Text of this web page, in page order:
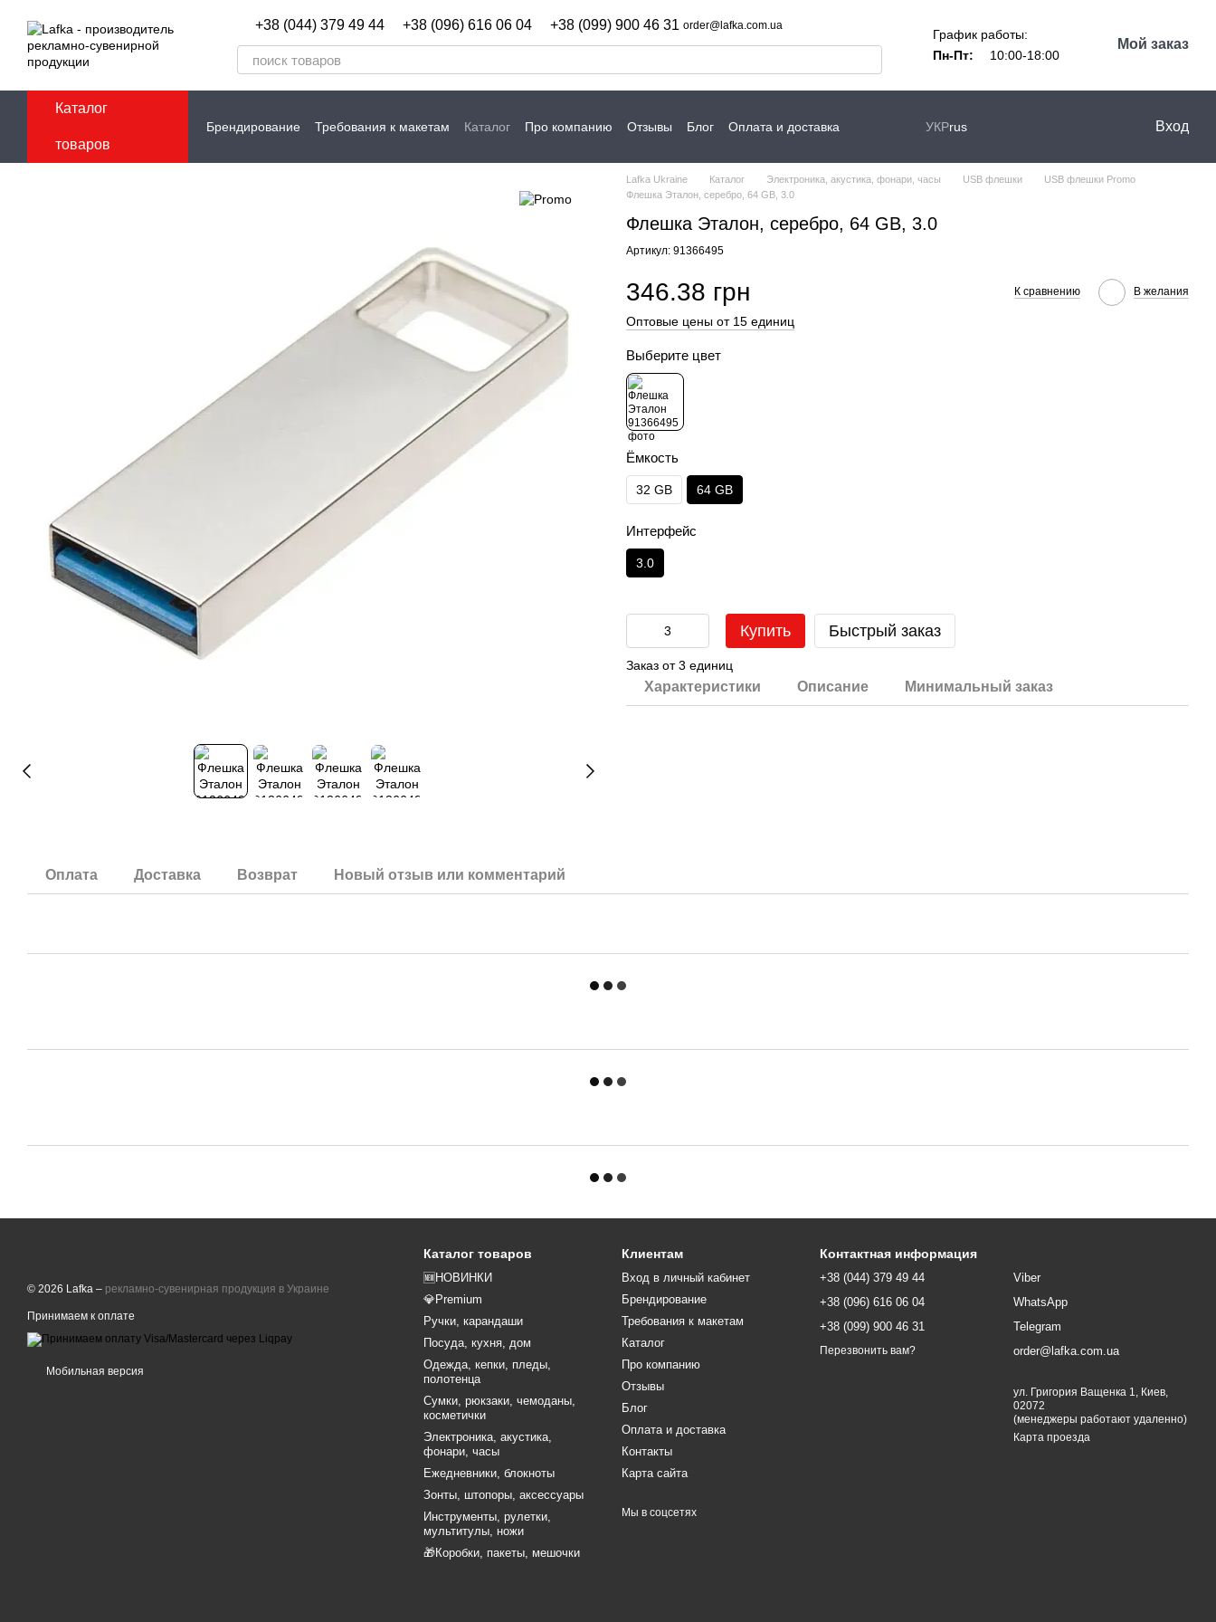
+38 (044) 379 49 44 +38 (096) 616 06 04 +38 (099) 900 46 31 order@lafka.com.ua
График работы:
Пн-Пт:
10:00-18:00
Мой заказ
Каталог
товаров
Брендирование Требования к макетам Каталог Про компанию Отзывы Блог
Оплата и доставка
УКРrus Вход
Lafka Ukraine Каталог Электроника, акустика, фонари, часы USB флешки
USB флешки Promo
Флешка Эталон, серебро, 64 GB, 3.0
Флешка Эталон, серебро, 64 GB, 3.0
Артикул: 91366495
346.38 грн К сравнению В желания
Оптовые цены от 15 единиц
Выберите цвет
Ёмкость
32 GB 64 GB
Интерфейс
3.0
Купить Быстрый заказ
Заказ от 3 единиц
Характеристики Описание Минимальный заказ
Оплата Доставка Возврат Новый отзыв или комментарий
© 2026 Lafka – рекламно-сувенирная продукция в Украине
Принимаем к оплате
Мобильная версия
Каталог товаров
🆕НОВИНКИ
💎Premium
Ручки, карандаши
Посуда, кухня, дом
Одежда, кепки, пледы,
полотенца
Сумки, рюкзаки, чемоданы,
косметички
Электроника, акустика,
фонари, часы
Ежедневники, блокноты
Зонты, штопоры, аксессуары
Инструменты, рулетки,
мультитулы, ножи
🎁Коробки, пакеты, мешочки
Клиентам
Вход в личный кабинет
Брендирование
Требования к макетам
Каталог
Про компанию
Отзывы
Блог
Оплата и доставка
Контакты
Карта сайта
Мы в соцсетях
Контактная информация
+38 (044) 379 49 44
+38 (096) 616 06 04
+38 (099) 900 46 31
Перезвонить вам?
Viber
WhatsApp
Telegram
order@lafka.com.ua
ул. Григория Ващенка 1, Киев,
02072
(менеджеры работают удаленно)
Карта проезда